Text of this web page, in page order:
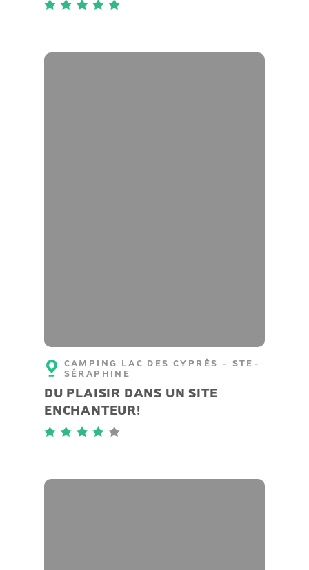
CAMPING LAC DES CYPRÈS - STE-
SÉRAPHINE
DU PLAISIR DANS UN SITE
ENCHANTEUR!